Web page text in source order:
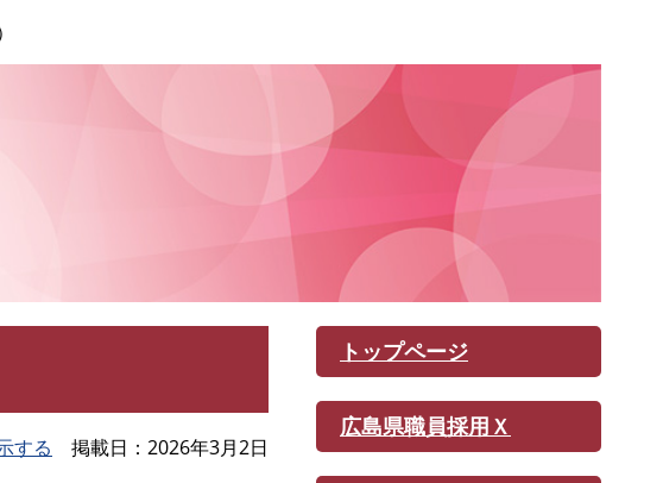
する 掲載日 2026年3月2日
トップページ
広島県職員採用Ｘ